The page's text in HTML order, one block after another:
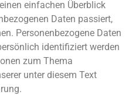
einfachen Überblick
Daten passiert,
Personenbezogene Daten
identifiziert werden
zum Thema
unter diesem Text